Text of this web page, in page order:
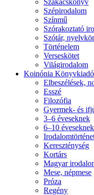
Szépirodalom
Színmű
Szórakoztató
Szótár,
Történelem
Verseskötet
Világirodalom
Koinónia Könyvkiadó
Elbeszélések,
Esszé
Filozófia
Gyermek- és
3–6 éveseknek
6–10 éveseknek
Kereszténység
Kortárs
Magyar
Mese, népmese
Próza
Regény